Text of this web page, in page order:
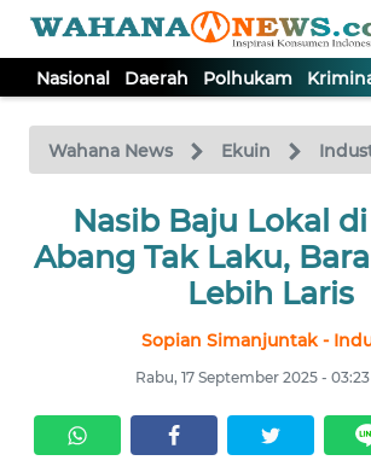
Nasional Daerah Polhukam
Wahana News Ekuin
Nasib Baju Lokal
Abang Tak Laku,
Lebih Laris
Sopian Simanjuntak -
Rabu, 17 September 2025 -
TV
Tutup
NASIONAL
KRIMINAL